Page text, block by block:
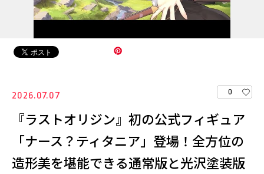
2026.07.07 0
『ラストオリジン』初の公式フィギュア
「ナース？ティタニア」登場！全方位の
造形美を堪能できる通常版と光沢塗装版